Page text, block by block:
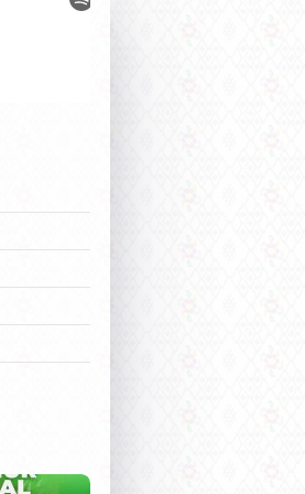
Cabai Ditanam di Poboya